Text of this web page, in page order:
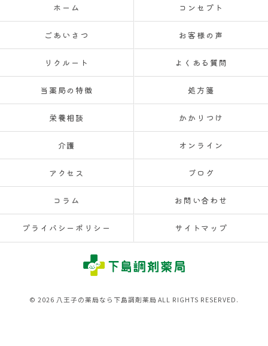
ホーム コンセプト
ごあいさつ お客様の声
リクルート よくある質問
当薬局の特徴 処方箋
栄養相談 かかりつけ
介護 オンライン
アクセス ブログ
コラム お問い合わせ
プライバシーポリシー サイトマップ
© 2026 八王子の薬局なら下島調剤薬局 ALL RIGHTS RESERVED.